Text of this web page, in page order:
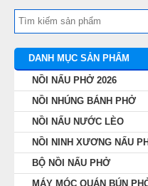
DANH MỤC SẢN PHẨM
NỒI NẤU PHỞ 2026
NỒI NHÚNG BÁNH PHỞ
NỒI NẤU NƯỚC LÈO
NỒI NINH XƯƠNG NẤU
BỘ NỒI NẤU PHỞ
MÁY MÓC QUÁN BÚN